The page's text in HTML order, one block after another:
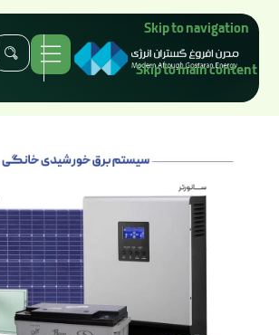
Skip to navigation
Skip to main content